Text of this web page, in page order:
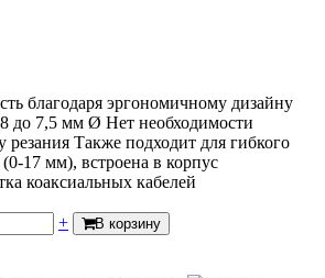
благодаря эргономичному дизайну
до 7,5 мм Ø Нет необходимости
резания Также подходит для гибкого
17 мм), встроена в корпус
коаксиальных кабелей
+ В корзину